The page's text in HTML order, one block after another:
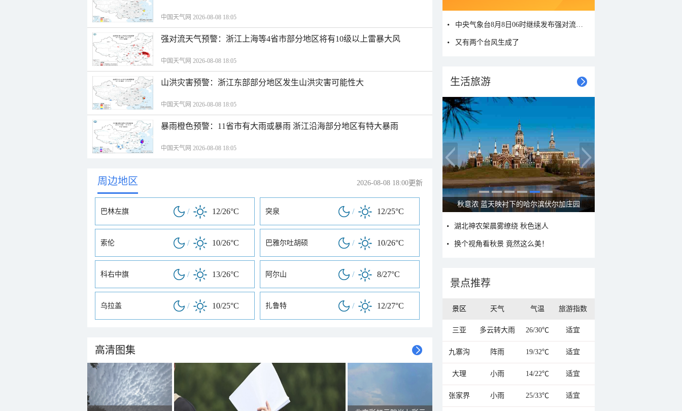
中国天气网 2026-08-08 18:05
强对流天气预警：浙江上海等4省市部分地区将有10级以上雷暴大风
中国天气网 2026-08-08 18:05
山洪灾害预警：浙江东部部分地区发生山洪灾害可能性大
中国天气网 2026-08-08 18:05
暴雨橙色预警：11省市有大雨或暴雨 浙江沿海部分地区有特大暴雨
中国天气网 2026-08-08 18:05
周边地区 2026-08-08 18:00更新
巴林左旗 / 12/26°C 突泉 / 12/25°C
索伦 / 10/26°C 巴雅尔吐胡硕 / 10/26°C
科右中旗 / 13/26°C 阿尔山 / 8/27°C
乌拉盖 / 10/25°C 扎鲁特 / 12/27°C
高清图集
又有两个台风生成了
生活旅游
秋意浓 蓝天映衬下的哈尔滨伏尔加庄园
湖北神农架晨雾缭绕 秋色迷人
换个视角看秋景 竟然这么美！
景点推荐
景区 天气 气温 旅游指数
三亚 多云转大雨 26/30℃ 适宜
九寨沟 阵雨 19/32℃ 适宜
大理 小雨 14/22℃ 适宜
张家界 小雨 25/33℃ 适宜